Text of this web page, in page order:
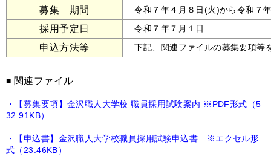
募集 期間 令和７年４月８日(火)から令和
採用予定日 令和７年７月１日
申込方法等 下記、関連ファイルの募集要項等
■ 関連ファイル
・【募集要項】金沢職人大学校 職員採用試験案内 ※PDF形式（5
32.91KB）
・【申込書】金沢職人大学校職員採用試験申込書 ※エクセル形
式（23.46KB）